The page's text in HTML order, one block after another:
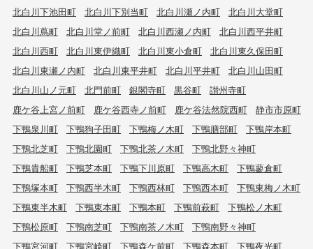
北白川下池田町
北白川下別当町 北白川瀬ノ内町
北白川大堂町
北白川蔦町
北白川堂ノ前町 北白川西瀬ノ内町
北白川西平井町
北白川西町
北白川東伊織町 北白川東小倉町
北白川東久保田町
北白川東瀬ノ内町
北白川東平井町 北白川平井町
北白川山田町
北白川山ノ元町
北門前町 銀閣寺町 黒谷町
讃州寺町
鹿ケ谷上宮ノ前町
鹿ケ谷西寺ノ前町 鹿ケ谷法然院西町
静市市原町
下鴨泉川町
下鴨狗子田町 下鴨梅ノ木町 下鴨膳部町
下鴨岸本町
下鴨北芝町
下鴨北園町 下鴨北茶ノ木町
下鴨北野々神町
下鴨貴船町
下鴨芝本町 下鴨下川原町 下鴨高木町
下鴨蓼倉町
下鴨塚本町
下鴨西半木町 下鴨西林町 下鴨西本町
下鴨東梅ノ木町
下鴨東半木町
下鴨東本町 下鴨本町 下鴨前萩町
下鴨松ノ木町
下鴨松原町
下鴨南芝町 下鴨南茶ノ木町
下鴨南野々神町
下鴨宮河町
下鴨宮崎町 下鴨森ケ前町 下鴨森本町
下鴨夜光町